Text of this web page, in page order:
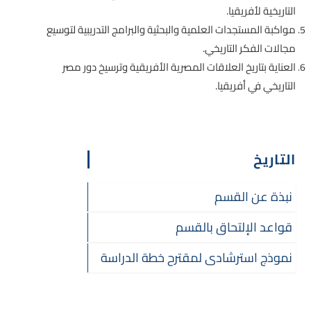
التاريخية لأفريقيا.
مواكبة المستجدات العلمية والبحثية والبرامج التدريبية لتوسيع
مجالات الفكر التاريخي.
العناية بتاريخ العلاقات المصرية الأفريقية وترسيخ دور مصر
التاريخي في أفريقيا.
التاريخ
نبذة عن القسم
قواعد الإلتحاق بالقسم
نموذج استرشادى لمقترح خطة الدراسة